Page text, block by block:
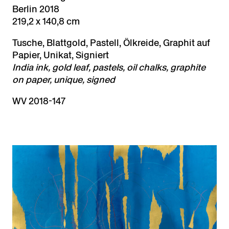
Berlin 2018
219,2 x 140,8 cm
Tusche, Blattgold, Pastell, Ölkreide, Graphit auf
Papier, Unikat, Signiert
India ink, gold leaf, pastels, oil chalks, graphite
on paper, unique, signed
WV 2018-147